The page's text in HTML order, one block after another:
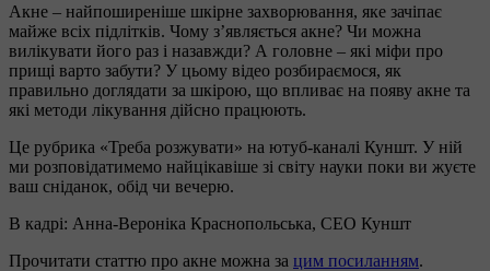
Акне – найпоширеніше шкірне захворювання, яке зачіпає
майже всіх підлітків. Чому з’являється акне? Чи можна
вилікувати його раз і назавжди? А головне – які міфи про
прищі варто забути? У цьому відео розбираємося, як
правильно доглядати за шкірою, що впливає на появу акне та
які методи лікування дійсно працюють.
Це рубрика «Треба розжувати» на ютуб-каналі Куншт. У ній
ми розповідатимемо найцікавіше зі світу науки поки ви жуєте
ваш сніданок, обід чи вечерю.
В кадрі: Анна-Вероніка Краснопольська, CEO Куншт
Прочитати статтю про акне можна за цим посиланням.